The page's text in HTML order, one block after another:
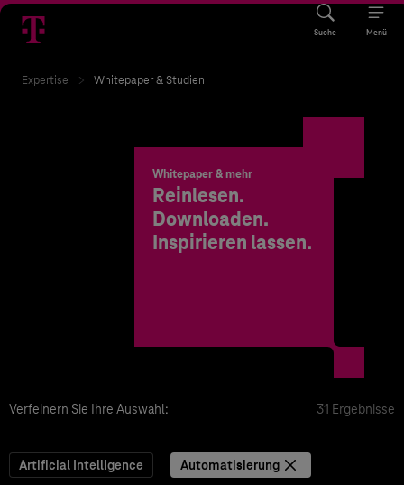
Suche Menü
Expertise Whitepaper & Studien
Whitepaper & mehr
Reinlesen.
Downloaden.
Inspirieren lassen.
Verfeinern Sie Ihre Auswahl: 31 Ergebnisse
Artificial Intelligence Automatisierung